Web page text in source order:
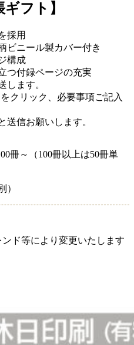
フト】
採用
ビニール製カバー付き
構成
つ付録ページの充実
します。
クリック、必要事項ご記入
信お願いします。
冊～（100冊以上は50冊単
）
ド等により変更いたします